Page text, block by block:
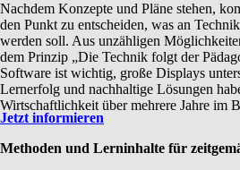
Nachdem Konzepte und Pläne stehen,
den Punkt zu entscheiden, was an
werden soll. Aus unzähligen
dem Prinzip „Die Technik folgt der
Software ist wichtig, große Displays
Lernerfolg und nachhaltige Lösungen
Wirtschaftlichkeit über mehrere Jahre im
Jetzt informieren
Methoden und Lerninhalte für